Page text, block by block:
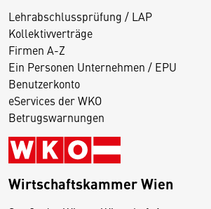
Lehrabschlussprüfung / LAP
Kollektivverträge
Firmen A-Z
Ein Personen Unternehmen / EPU
Benutzerkonto
eServices der WKO
Betrugswarnungen
Wirtschaftskammer Wien